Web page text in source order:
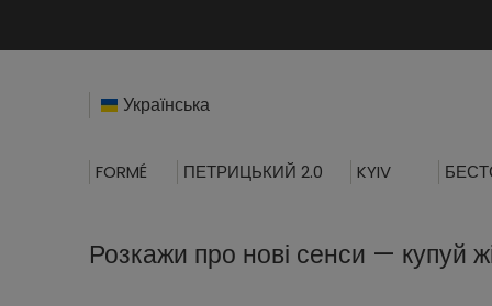
Українська
FORMÉ ПЕТРИЦЬКИЙ 2.0 KYIV
Розкажи про нові сенси — купуй